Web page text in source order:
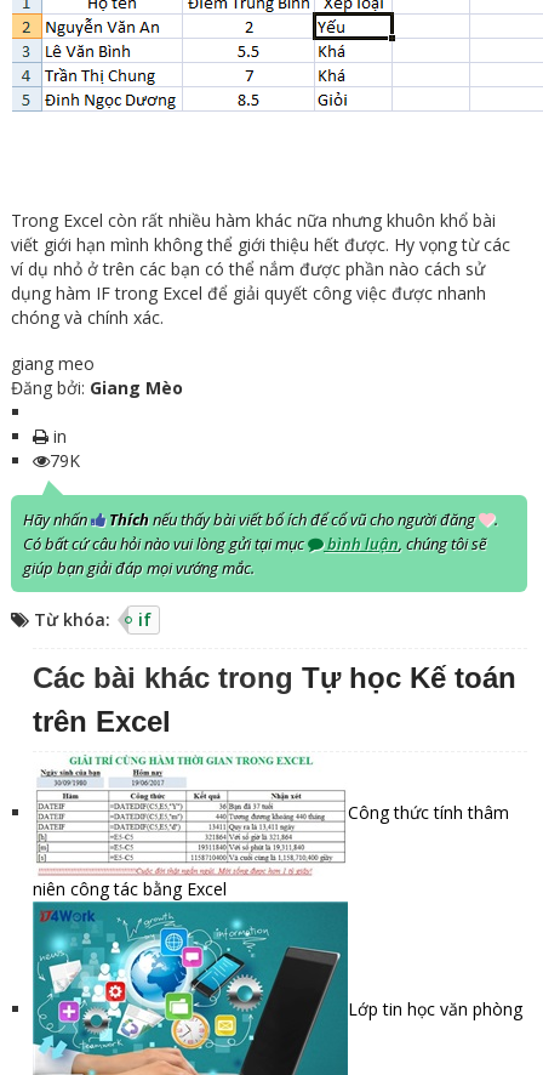
Trong Excel còn rất nhiều hàm khác nữa nhưng khuôn khổ bài
viết giới hạn mình không thể giới thiệu hết được. Hy vọng từ các
ví dụ nhỏ ở trên các bạn có thể nắm được phần nào cách sử
dụng hàm IF trong Excel để giải quyết công việc được nhanh
chóng và chính xác.
giang meo
Đăng bởi: Giang Mèo
in
79K
Hãy nhấn Thíchnếu thấy bài viết bổ ích để cổ vũ cho người đăng
.
Có bất cứ câu hỏi nào vui lòng gửi tại mục
bình luận, chúng tôi sẽ
giúp bạn giải đáp mọi vướng mắc.
Từ khóa: if
Các bài khác trong Tự học Kế toán
trên Excel
Công thức tính thâm
niên công tác bằng Excel
Lớp tin học văn phòng